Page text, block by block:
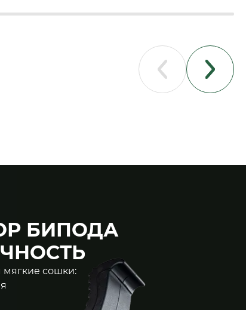
БИПОДА
сошки: